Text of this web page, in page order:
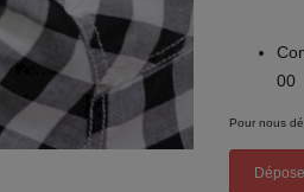
00
Pour nous